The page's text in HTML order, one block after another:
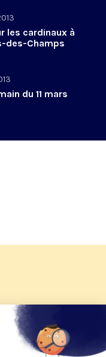
les cardinaux à
des-Champs
du 11 mars
2026 de KTO